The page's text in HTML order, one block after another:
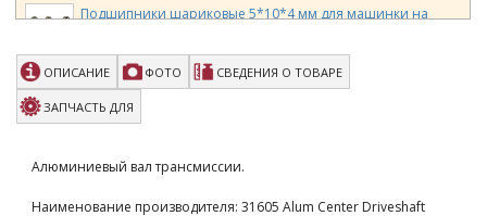
Подшипники шариковые 5*10*4 мм для машинки на
31044 390 грн есть в наличии
Клипсы 2,5 6 шт. (31047 запчасти для радиоуправляемых
моделей Himoto)
31047 86 грн
Винты 3х8 мм с выпуклой шляпкой 6 шт. (31068 запчасти
31068 86 грн есть в наличии
ОПИСАНИЕ ФОТО СВЕДЕНИЯ О ТОВАРЕ
ЗАПЧАСТЬ ДЛЯ
Алюминиевый вал трансмиссии.
Наименование производителя: 31605 Alum Center Driveshaft